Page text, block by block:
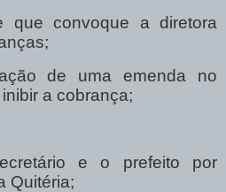
que convoque a diretora
de uma emenda no
a cobrança;
e o prefeito por
Quitéria;